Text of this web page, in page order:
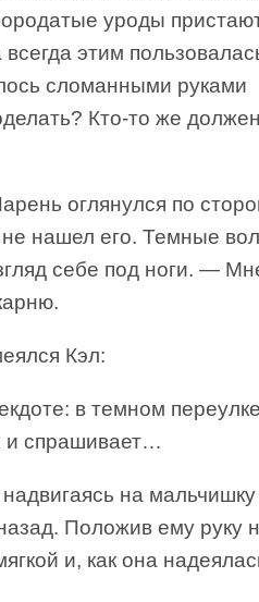
уроды
этим
сломанными руками
Кто-то же
оглянулся по
не нашел его. Темные
себе под ноги. —
Кэл:
в темном
и спрашивает…
на мальчишку
Положив ему руку
и, как она